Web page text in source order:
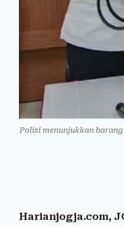
Polisi menunjukkan
Harianjogja.com,